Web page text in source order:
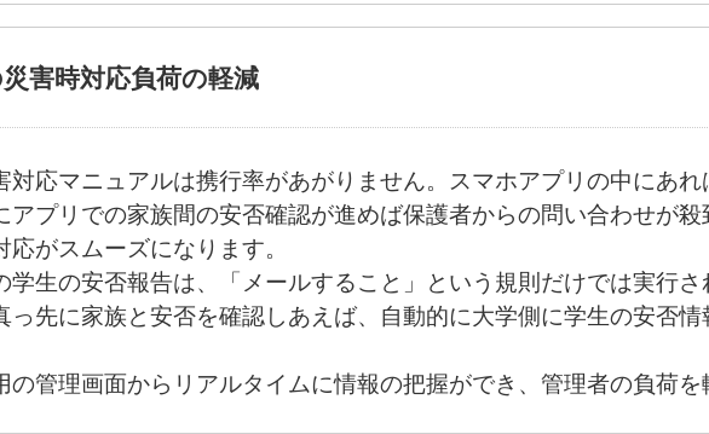
害時対応負荷の軽減
対応マニュアルは携行率があがりません。スマホアプリの中にあ
アプリでの家族間の安否確認が進めば保護者からの問い合わせが
応がスムーズになります。
学生の安否報告は、「メールすること」という規則だけでは実行
っ先に家族と安否を確認しあえば、自動的に大学側に学生の安否
の管理画面からリアルタイムに情報の把握ができ、管理者の負荷